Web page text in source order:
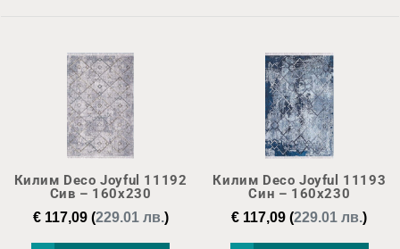
Килим Deco Joyful 11192
Сив – 160х230
€117,09(229.01 лв.)
Килим Deco Joyful 11193
Син – 160х230
€ 117,09 (229.01 лв.)